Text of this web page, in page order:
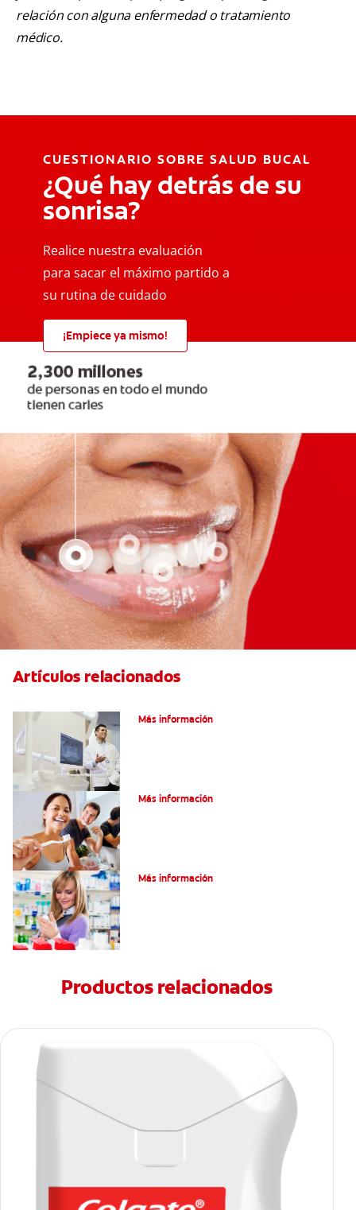
relación con alguna enfermedad o tratamiento
médico.
CUESTIONARIO SOBRE SALUD BUCAL
¿Qué hay detrás de su
sonrisa?
Realice nuestra evaluación
para sacar el máximo partido a
su rutina de cuidado
¡Empiece ya mismo!
Artículos relacionados
Más información
Más información
Más información
Productos relacionados